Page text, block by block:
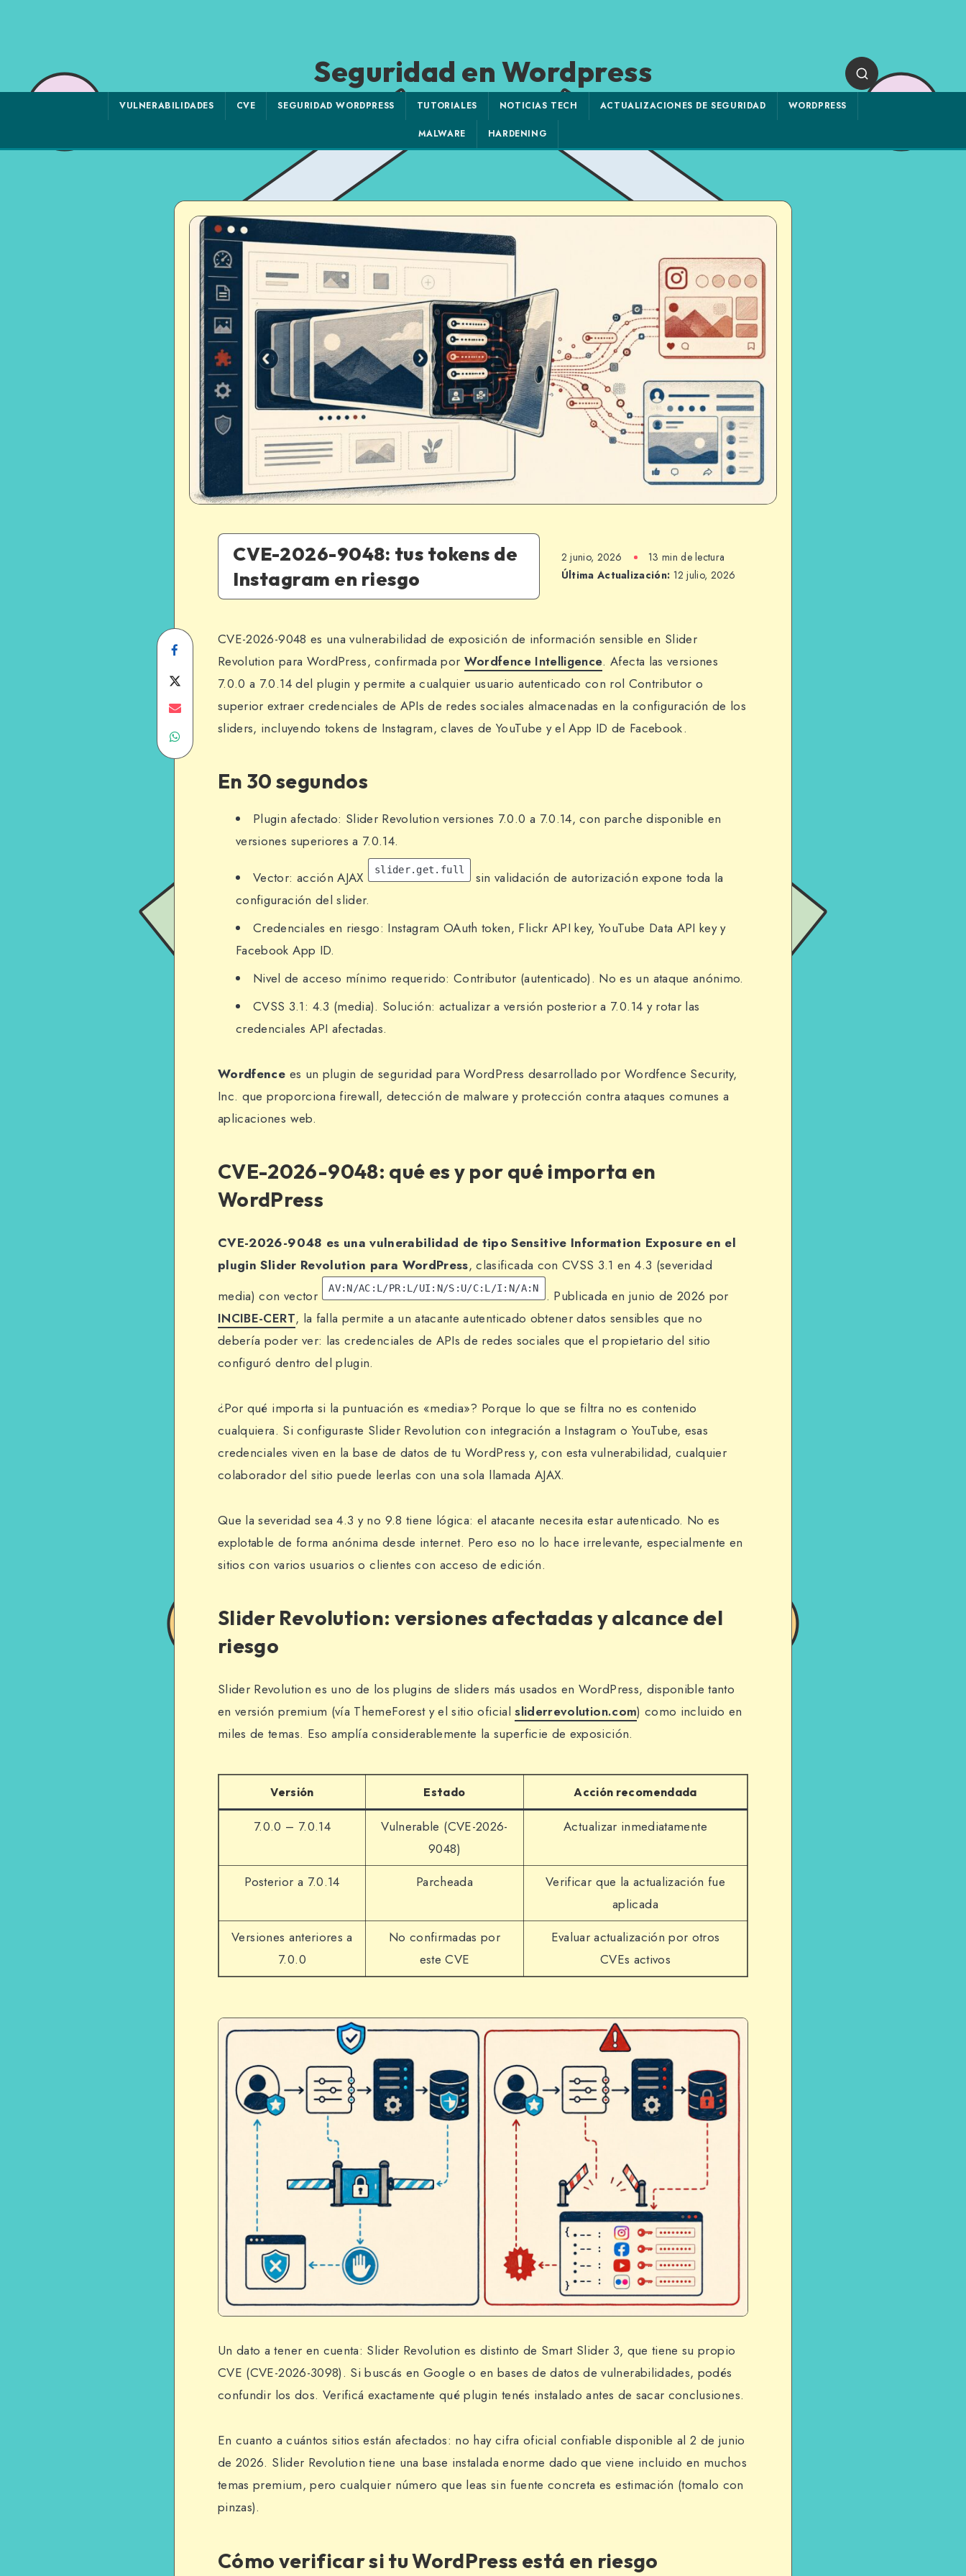
Seguridad en Wordpress
VULNERABILIDADES CVE SEGURIDAD WORDPRESS TUTORIALES NOTICIAS TECH ACTUALIZACIONES DE SEGURIDAD WORDPRESS
MALWARE HARDENING
CVE-2026-9048: tus tokens de
Instagram en riesgo
2 junio, 2026
13 min de lectura
Última Actualización: 12 julio, 2026
Share
on
Facebook
on
Share
Share
WhatsApp
CVE-2026-9048 es una vulnerabilidad de exposición de información sensible en Slider
Revolution para WordPress, confirmada por Wordfence Intelligence. Afecta las versiones
7.0.0 a 7.0.14 del plugin y permite a cualquier usuario autenticado con rol Contributor o
superior extraer credenciales de APIs de redes sociales almacenadas en la configuración de los
sliders, incluyendo tokens de Instagram, claves de YouTube y el App ID de Facebook.
En 30 segundos
Plugin afectado: Slider Revolution versiones 7.0.0 a 7.0.14, con parche disponible en
versiones superiores a 7.0.14.
Vector: acción AJAX slider.get.full
sin validación de autorización expone toda la
configuración del slider.
Credenciales en riesgo: Instagram OAuth token, Flickr API key, YouTube Data API key y
Facebook App ID.
Nivel de acceso mínimo requerido: Contributor (autenticado). No es un ataque anónimo.
CVSS 3.1: 4.3 (media). Solución: actualizar a versión posterior a 7.0.14 y rotar las
credenciales API afectadas.
Wordfence es un plugin de seguridad para WordPress desarrollado por Wordfence Security,
Inc. que proporciona firewall, detección de malware y protección contra ataques comunes a
aplicaciones web.
CVE-2026-9048: qué es y por qué importa en
WordPress
CVE-2026-9048 es una vulnerabilidad de tipo Sensitive Information Exposure en el
plugin Slider Revolution para WordPress, clasificada con CVSS 3.1 en 4.3 (severidad
media) con vector
AV:N/AC:L/PR:L/UI:N/S:U/C:L/I:N/A:N
. Publicada en junio de 2026 por
INCIBE-CERT, la falla permite a un atacante autenticado obtener datos sensibles que no
debería poder ver: las credenciales de APIs de redes sociales que el propietario del sitio
configuró dentro del plugin.
¿Por qué importa si la puntuación es «media»? Porque lo que se filtra no es contenido
cualquiera. Si configuraste Slider Revolution con integración a Instagram o YouTube, esas
credenciales viven en la base de datos de tu WordPress y, con esta vulnerabilidad, cualquier
colaborador del sitio puede leerlas con una sola llamada AJAX.
Que la severidad sea 4.3 y no 9.8 tiene lógica: el atacante necesita estar autenticado. No es
explotable de forma anónima desde internet. Pero eso no lo hace irrelevante, especialmente en
sitios con varios usuarios o clientes con acceso de edición.
Slider Revolution: versiones afectadas y alcance del
riesgo
Slider Revolution es uno de los plugins de sliders más usados en WordPress, disponible tanto
en versión premium (vía ThemeForest y el sitio oficialsliderrevolution.com) como incluido en
miles de temas. Eso amplía considerablemente la superficie de exposición.
Versión Estado Acción recomendada
7.0.0 – 7.0.14
Vulnerable (CVE-2026-
9048)
Actualizar inmediatamente
Posterior a 7.0.14 Parcheada
Verificar que la actualización fue
aplicada
Versiones anteriores a
7.0.0
No confirmadas por
este CVE
Evaluar actualización por otros
CVEs activos
Un dato a tener en cuenta: Slider Revolution es distinto de Smart Slider 3, que tiene su propio
CVE (CVE-2026-3098). Si buscás en Google o en bases de datos de vulnerabilidades, podés
confundir los dos. Verificá exactamente qué plugin tenés instalado antes de sacar conclusiones.
En cuanto a cuántos sitios están afectados: no hay cifra oficial confiable disponible al 2 de junio
de 2026. Slider Revolution tiene una base instalada enorme dado que viene incluido en muchos
temas premium, pero cualquier número que leas sin fuente concreta es estimación (tomalo con
pinzas).
Cómo verificar si tu WordPress está en riesgo